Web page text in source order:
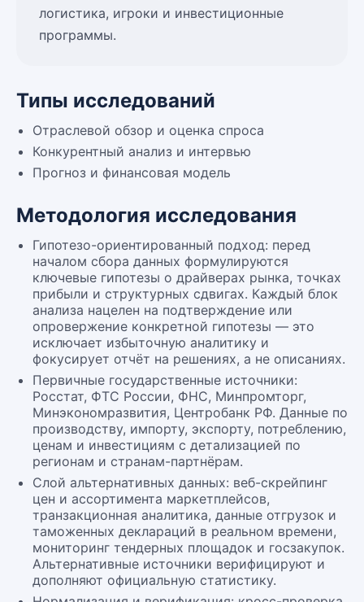
логистика, игроки и инвестиционные
программы.
Типы исследований
Отраслевой обзор и оценка спроса
Конкурентный анализ и интервью
Прогноз и финансовая модель
Методология исследования
Гипотезо-ориентированный подход: перед
началом сбора данных формулируются
ключевые гипотезы о драйверах рынка, точках
прибыли и структурных сдвигах. Каждый блок
анализа нацелен на подтверждение или
опровержение конкретной гипотезы — это
исключает избыточную аналитику и
фокусирует отчёт на решениях, а не описаниях.
Первичные государственные источники:
Росстат, ФТС России, ФНС, Минпромторг,
Минэкономразвития, Центробанк РФ. Данные по
производству, импорту, экспорту, потреблению,
ценам и инвестициям с детализацией по
регионам и странам-партнёрам.
Слой альтернативных данных: веб-скрейпинг
цен и ассортимента маркетплейсов,
транзакционная аналитика, данные отгрузок и
таможенных деклараций в реальном времени,
мониторинг тендерных площадок и госзакупок.
Альтернативные источники верифицируют и
дополняют официальную статистику.